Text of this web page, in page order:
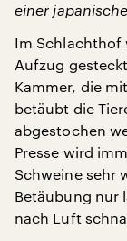
einer
Im Schlachthof
Aufzug
Kammer, die
betäubt die
abgestochen
Presse wird
Schweine sehr
Betäubung nur
nach Luft